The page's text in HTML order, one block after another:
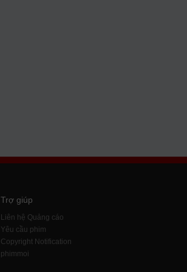
Trợ giúp
Liên hệ Quảng cáo
Yêu cầu phim
Copyright Notification
phimmoi